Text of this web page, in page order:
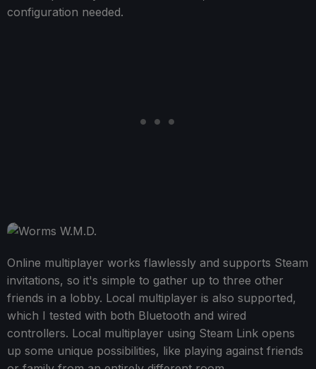
configuration needed.
Online multiplayer works flawlessly and supports Steam
invitations, so it's simple to gather up to three other
friends in a lobby. Local multiplayer is also supported,
which I tested with both Bluetooth and wired
controllers. Local multiplayer using Steam Link opens
up some unique possibilities, like playing against friends